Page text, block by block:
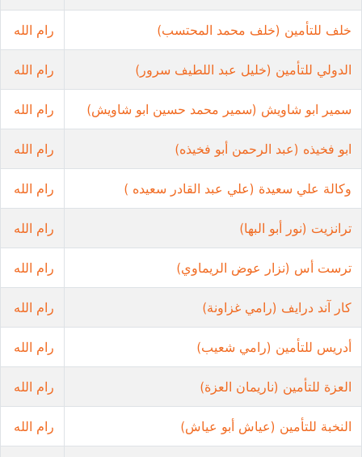
خلف للتأمين (خلف محمد المحتسب) رام الله
الدولي للتأمين (خليل عبد اللطيف سرور) رام الله
سمير ابو شاويش (سمير محمد حسين ابو شاويش) رام الله
ابو فخيذه (عبد الرحمن أبو فخيذه) رام الله
وكالة علي سعيدة (علي عبد القادر سعيده ) رام الله
ترانزيت (نور أبو البها) رام الله
ترست أس (نزار عوض الريماوي) رام الله
كار آند درايف (رامي غزاونة) رام الله
أدريس للتأمين (رامي شعيب) رام الله
العزة للتأمين (ناريمان العزة) رام الله
النخبة للتأمين (عياش أبو عياش) رام الله